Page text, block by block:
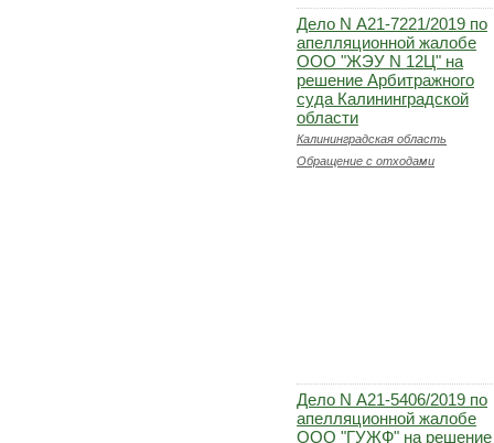
Дело N А21-7221/2019 по
апелляционной жалобе
ООО "ЖЭУ N 12Ц" на
решение Арбитражного
суда Калининградской
области
Калининградская область
Обращение с отходами
Дело N А21-5406/2019 по
апелляционной жалобе
ООО "ГУЖФ" на решение